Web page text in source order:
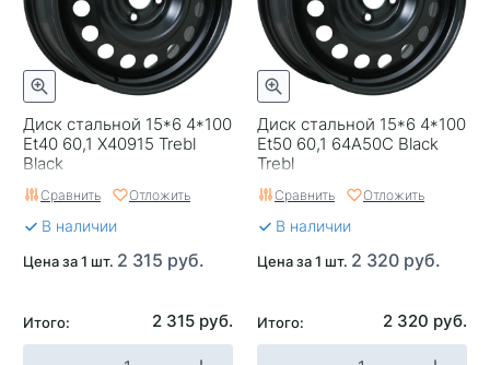
Диск стальной 15*6 4*100
Et40 60,1 X40915 Trebl
Black
Сравнить Отложить
В наличии
Цена за 1 шт. 2 315 руб.
Итого: 2 315 руб.
Диск стальной 15*6 4*100
Et50 60,1 64A50C Black
Trebl
Сравнить Отложить
В наличии
Цена за 1 шт. 2 320 руб.
Итого: 2 320 руб.